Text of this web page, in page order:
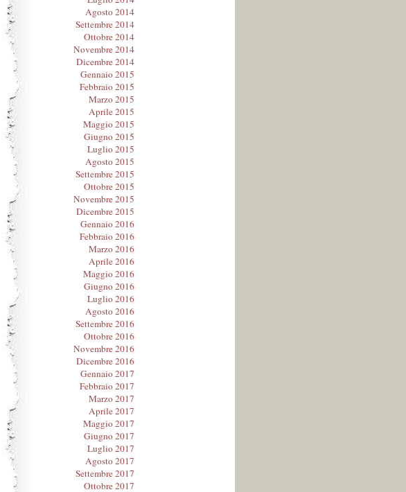
Agosto 2014
Settembre 2014
Ottobre 2014
Novembre 2014
Dicembre 2014
Gennaio 2015
Febbraio 2015
Marzo 2015
Aprile 2015
Maggio 2015
Giugno 2015
Luglio 2015
Agosto 2015
Settembre 2015
Ottobre 2015
Novembre 2015
Dicembre 2015
Gennaio 2016
Febbraio 2016
Marzo 2016
Aprile 2016
Maggio 2016
Giugno 2016
Luglio 2016
Agosto 2016
Settembre 2016
Ottobre 2016
Novembre 2016
Dicembre 2016
Gennaio 2017
Febbraio 2017
Marzo 2017
Aprile 2017
Maggio 2017
Giugno 2017
Luglio 2017
Agosto 2017
Settembre 2017
Ottobre 2017